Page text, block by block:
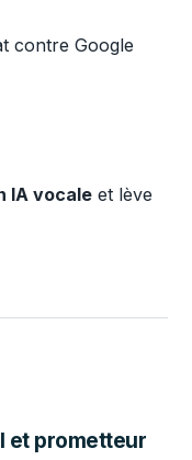
contre Google
IA vocale et lève
et prometteur